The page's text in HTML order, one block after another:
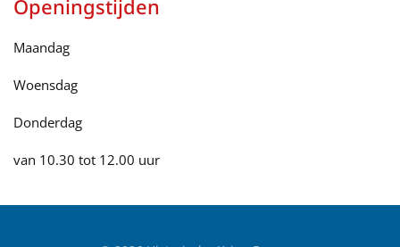
Openingstijden
Maandag
Woensdag
Donderdag
van 10.30 tot 12.00 uur